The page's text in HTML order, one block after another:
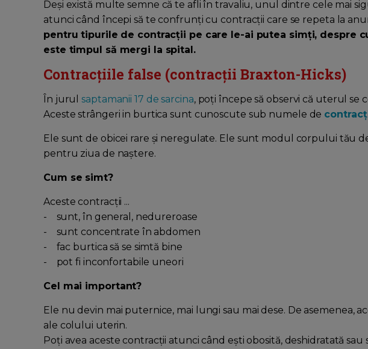
Deși există multe semne că te afli în travaliu, unul dintre cele mai
atunci când începi să te confrunţi cu contracții care se repeta la
pentru tipurile de contracții pe care le-ai putea simți, despre
este timpul să mergi la spital.
Contracțiile false (contracții Braxton-Hicks)
În jurul saptamanii 17 de sarcina, poţi începe să observi că uterul se
Aceste strângeri in burtica sunt cunoscute sub numele de
Ele sunt de obicei rare și neregulate. Ele sunt modul corpului tău
pentru ziua de naştere.
Cum se simt?
Aceste contracții ...
- sunt, în general, nedureroase
- sunt concentrate în abdomen
- fac burtica să se simtă bine
- pot fi inconfortabile uneori
Cel mai important?
Ele nu devin mai puternice, mai lungi sau mai dese. De asemenea,
ale colului uterin.
Poţi avea aceste contracții atunci când eşti obosită, deshidratată